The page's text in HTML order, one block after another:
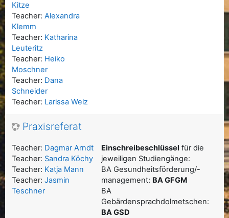
Kitze
Teacher: Alexandra
Klemm
Teacher: Katharina
Leuteritz
Teacher: Heiko
Moschner
Teacher: Dana
Schneider
Teacher: Larissa Welz
Praxisreferat
Einschreibeschlüssel für die
jeweiligen Studiengänge:
BA Gesundheitsförderung/-
management: BA GFGM
BA
Gebärdensprachdolmetschen:
BA GSD
Teacher: Dagmar Arndt
Teacher: Sandra Köchy
Teacher: Katja Mann
Teacher: Jasmin
Teschner